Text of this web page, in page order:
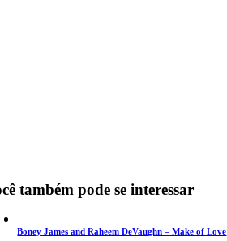
também pode se interessar
Boney James and Raheem DeVaughn – Make of Love